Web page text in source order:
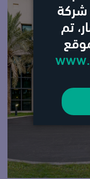
شركة
تم